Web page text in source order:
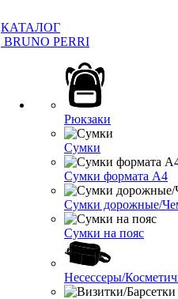
КАТАЛОГ
BRUNO PERRI
Рюкзаки
Сумки
Сумки формата А4
Сумки дорожные/
Сумки на пояс
Несессеры/